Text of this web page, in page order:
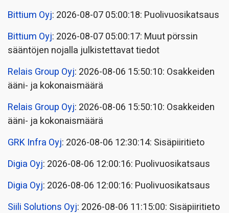
Bittium Oyj: 2026-08-07 05:00:18: Puolivuosikatsaus
Bittium Oyj: 2026-08-07 05:00:17: Muut pörssin
sääntöjen nojalla julkistettavat tiedot
Relais Group Oyj: 2026-08-06 15:50:10: Osakkeiden
ääni- ja kokonaismäärä
Relais Group Oyj: 2026-08-06 15:50:10: Osakkeiden
ääni- ja kokonaismäärä
GRK Infra Oyj: 2026-08-06 12:30:14: Sisäpiiritieto
Digia Oyj: 2026-08-06 12:00:16: Puolivuosikatsaus
Digia Oyj: 2026-08-06 12:00:16: Puolivuosikatsaus
Siili Solutions Oyj: 2026-08-06 11:15:00: Sisäpiiritieto